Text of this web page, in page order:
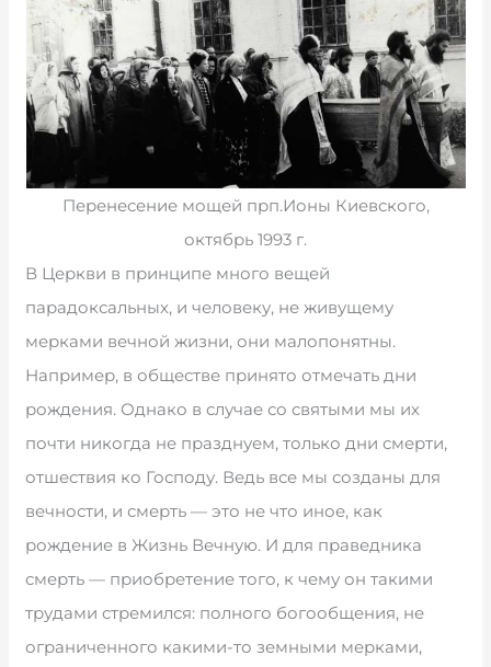
Перенесение мощей прп.Ионы Киевского,
октябрь 1993 г.
В Церкви в принципе много вещей
парадоксальных, и человеку, не живущему
мерками вечной жизни, они малопонятны.
Например, в обществе принято отмечать дни
рождения. Однако в случае со святыми мы их
почти никогда не празднуем, только дни смерти,
отшествия ко Господу. Ведь все мы созданы для
вечности, и смерть — это не что иное, как
рождение в Жизнь Вечную. И для праведника
смерть — приобретение того, к чему он такими
трудами стремился: полного богообщения, не
ограниченного какими-то земными мерками,